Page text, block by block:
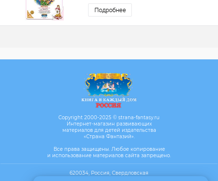
Подробнее
Copyright 2000-2025 © strana-fantasy.ru
Интернет-магазин развивающих
материалов для детей издательства
«Страна Фантазий».
Все права защищены. Любое копирование
и использование материалов сайта запрещено.
620034, Россия, Свердловская